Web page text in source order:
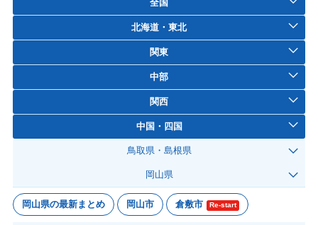
全国
北海道・東北
関東
中部
関西
中国・四国
鳥取県・島根県
岡山県
岡山県の最新まとめ 岡山市 倉敷市 Re-start